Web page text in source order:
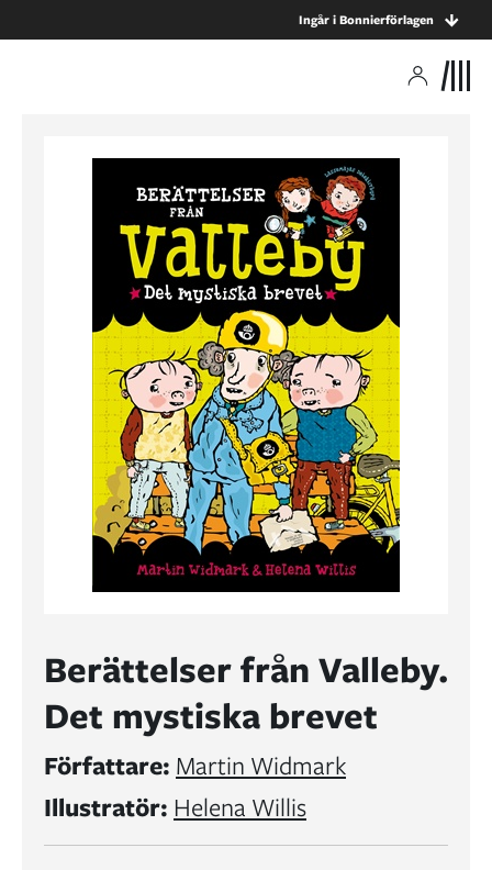
Ingår i Bonnierförlagen
Berättelser från Valleby.
Det mystiska brevet
Författare: Martin Widmark
Illustratör: Helena Willis